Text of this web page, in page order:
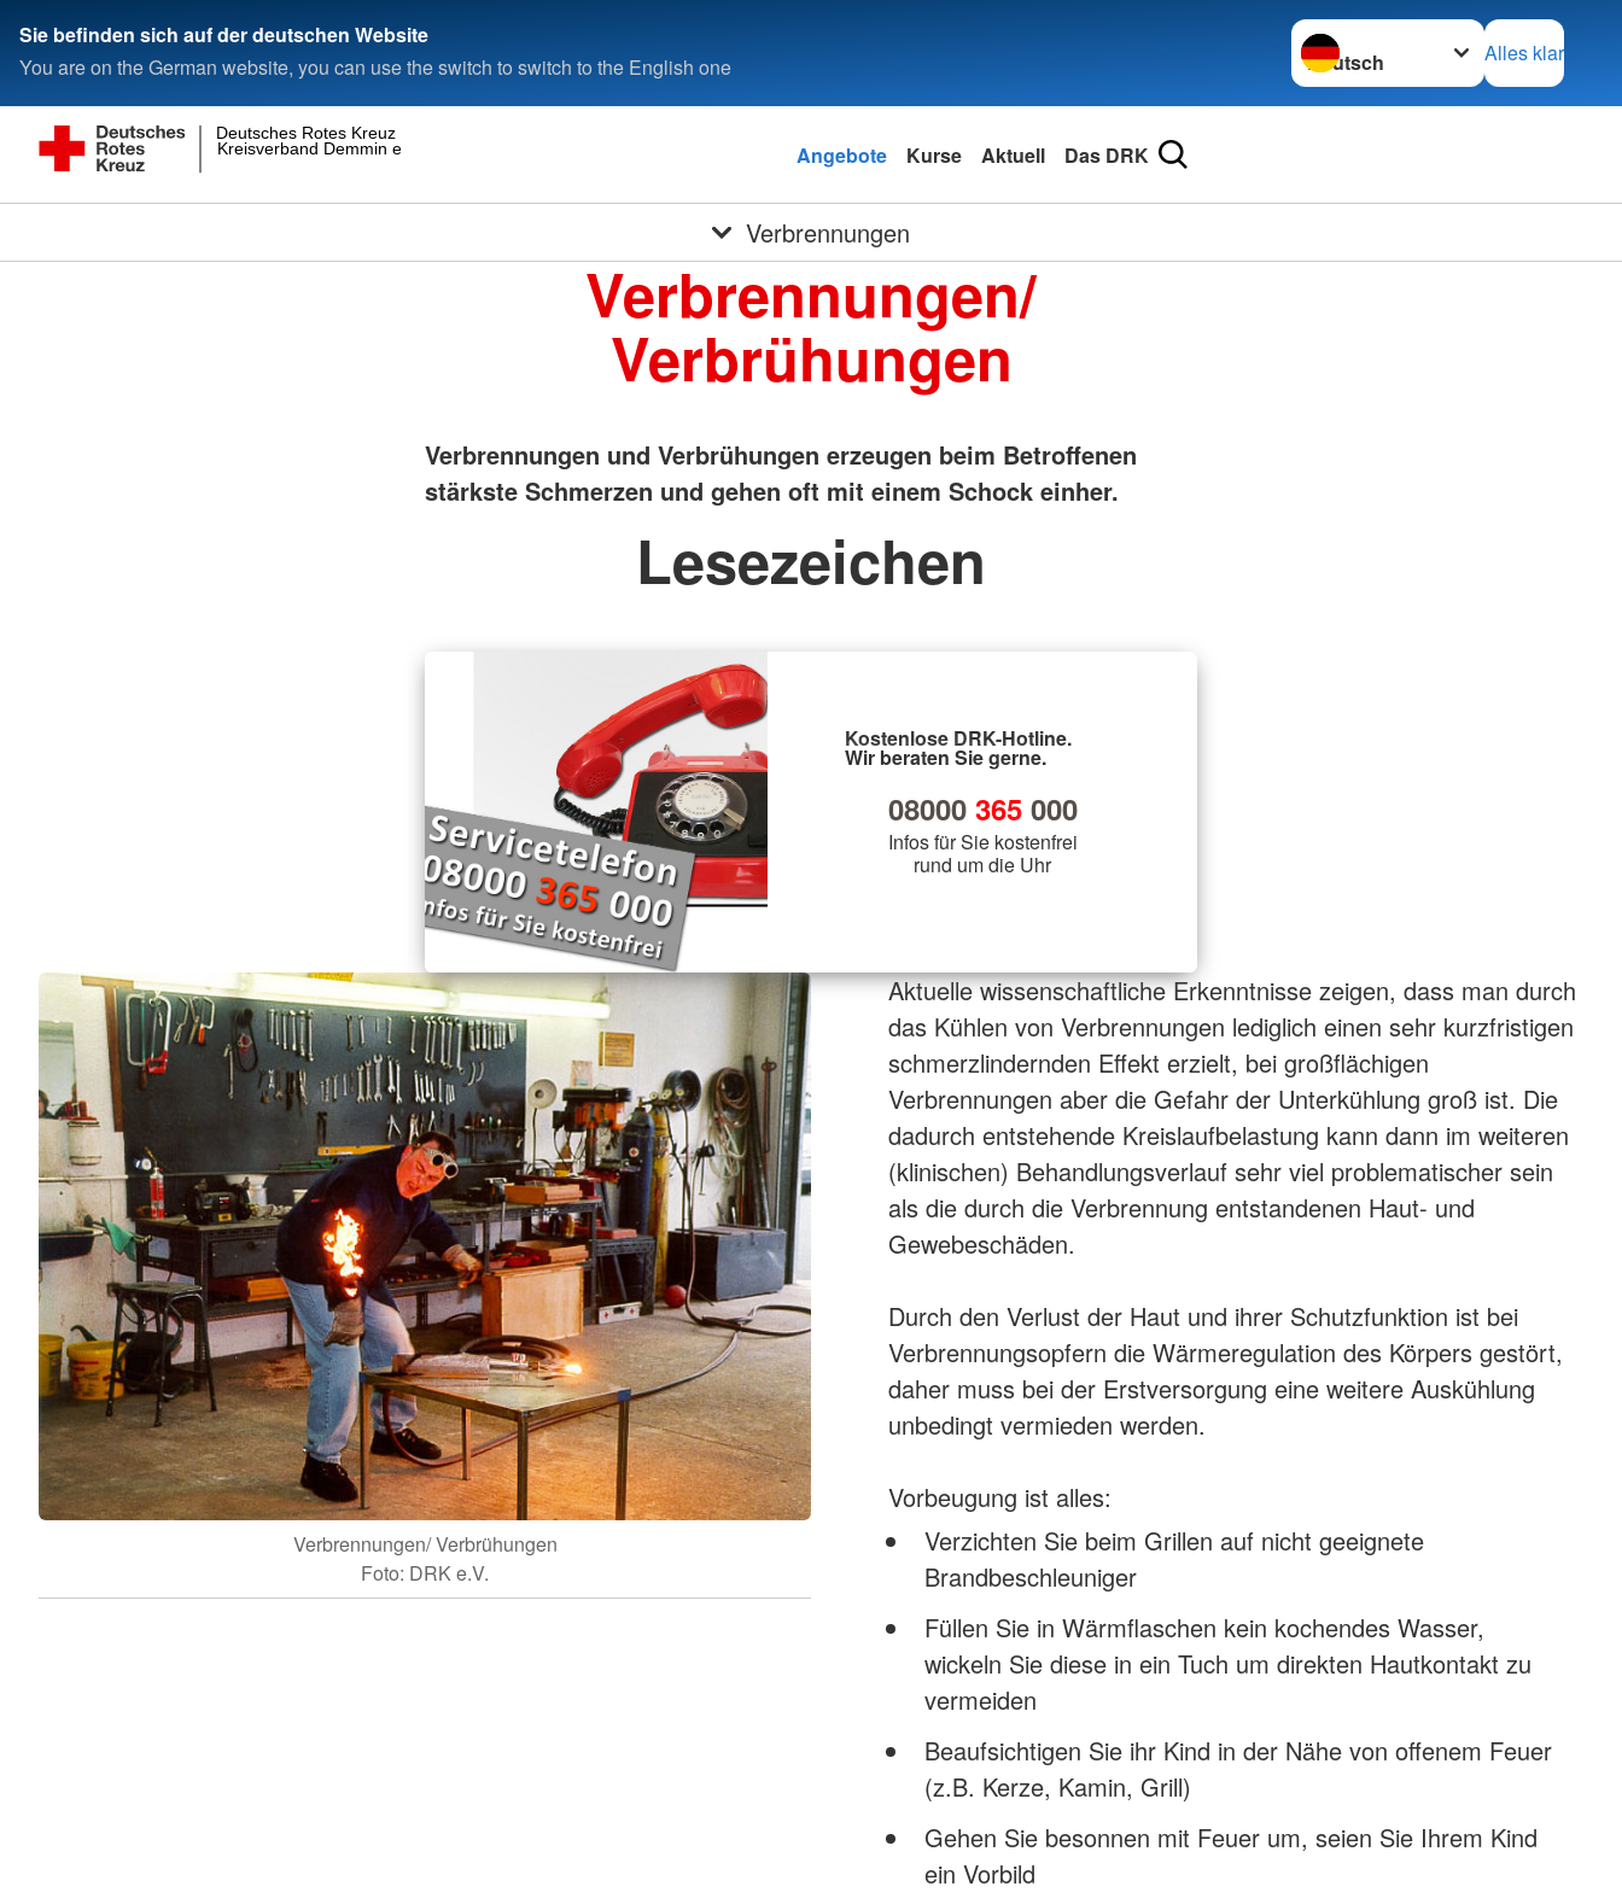
Sie befinden sich auf der deutschen Website
You are on the German website, you can use the switch to switch to the English one
Sprache wechseln zu
Alles klar
Kreisverband Demmin e.V.
Deutsches Rotes Kreuz
Angebote Kurse Aktuell Das DRK
Verbrennungen
Verbrennungen/
Verbrühungen
Verbrennungen und Verbrühungen erzeugen beim Betroffenen
stärkste Schmerzen und gehen oft mit einem Schock einher.
Lesezeichen
Kostenlose DRK-Hotline.
Wir beraten Sie gerne.
08000 365000
Infos für Sie kostenfrei
rund um die Uhr
Verbrennungen/ Verbrühungen
Foto: DRK e.V.
Aktuelle wissenschaftliche Erkenntnisse zeigen, dass man durch
das Kühlen von Verbrennungen lediglich einen sehr kurzfristigen
schmerzlindernden Effekt erzielt, bei großflächigen
Verbrennungen aber die Gefahr der Unterkühlung groß ist. Die
dadurch entstehende Kreislaufbelastung kann dann im weiteren
(klinischen) Behandlungsverlauf sehr viel problematischer sein
als die durch die Verbrennung entstandenen Haut- und
Gewebeschäden.
Durch den Verlust der Haut und ihrer Schutzfunktion ist bei
Verbrennungsopfern die Wärmeregulation des Körpers gestört,
daher muss bei der Erstversorgung eine weitere Auskühlung
unbedingt vermieden werden.
Vorbeugung ist alles:
Verzichten Sie beim Grillen auf nicht geeignete
Brandbeschleuniger
Füllen Sie in Wärmflaschen kein kochendes Wasser,
wickeln Sie diese in ein Tuch um direkten Hautkontakt zu
vermeiden
Beaufsichtigen Sie ihr Kind in der Nähe von offenem Feuer
(z.B. Kerze, Kamin, Grill)
Gehen Sie besonnen mit Feuer um, seien Sie Ihrem Kind
ein Vorbild